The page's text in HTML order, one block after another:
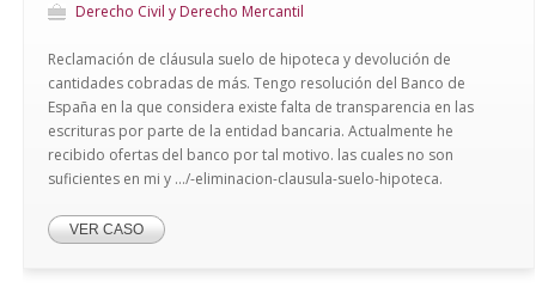
Derecho Civil y Derecho Mercantil
Reclamación de cláusula suelo de hipoteca y devolución de
cantidades cobradas de más. Tengo resolución del Banco de
España en la que considera existe falta de transparencia en las
escrituras por parte de la entidad bancaria. Actualmente he
recibido ofertas del banco por tal motivo. las cuales no son
suficientes en mi y .../-eliminacion-clausula-suelo-hipoteca.
VER CASO